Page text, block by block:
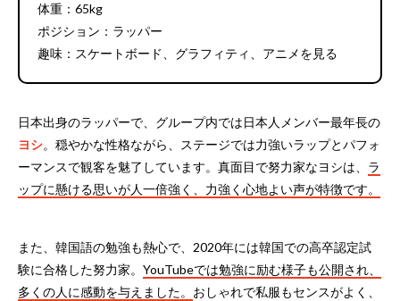
体重：65kg
ポジション：ラッパー
趣味：スケートボード、グラフィティ、アニメを見る
日本出身のラッパーで、グループ内では日本人メンバー最年長の
ヨシ。穏やかな性格ながら、ステージでは力強いラップとパフォ
ーマンスで観客を魅了しています。真面目で努力家なヨシは、 ラ
ップに懸ける思いが人一倍強く、力強く心地よい声が特徴です。
また、韓国語の勉強も熱心で、2020年には韓国での高卒認定試
験に合格した努力家。 YouTubeでは勉強に励む様子も公開され、
多くの人に感動を与えました。 おしゃれで私服もセンスがよく、